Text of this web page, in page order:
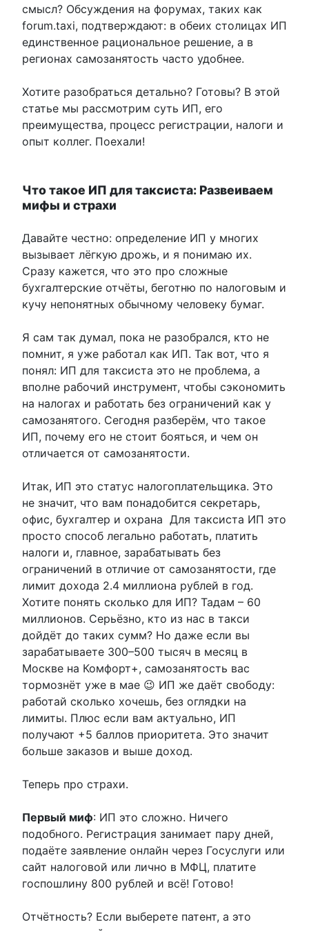
смысл? Обсуждения на форумах, таких как
forum.taxi, подтверждают: в обеих столицах ИП
единственное рациональное решение, а в
регионах самозанятость часто удобнее.
Хотите разобраться детально? Готовы? В этой
статье мы рассмотрим суть ИП, его
преимущества, процесс регистрации, налоги и
опыт коллег. Поехали!
Что такое ИП для таксиста: Развеиваем
мифы и страхи
Давайте честно: определение ИП у многих
вызывает лёгкую дрожь, и я понимаю их.
Сразу кажется, что это про сложные
бухгалтерские отчёты, беготню по налоговым и
кучу непонятных обычному человеку бумаг.
Я сам так думал, пока не разобрался, кто не
помнит, я уже работал как ИП. Так вот, что я
понял: ИП для таксиста это не проблема, а
вполне рабочий инструмент, чтобы сэкономить
на налогах и работать без ограничений как у
самозанятого. Сегодня разберём, что такое
ИП, почему его не стоит бояться, и чем он
отличается от самозанятости.
Итак, ИП это статус налогоплательщика. Это
не значит, что вам понадобится секретарь,
офис, бухгалтер и охрана Для таксиста ИП это
просто способ легально работать, платить
налоги и, главное, зарабатывать без
ограничений в отличие от самозанятости, где
лимит дохода 2.4 миллиона рублей в год.
Хотите понять сколько для ИП? Тадам – 60
миллионов. Серьёзно, кто из нас в такси
дойдёт до таких сумм? Но даже если вы
зарабатываете 300–500 тысяч в месяц в
Москве на Комфорт+, самозанятость вас
тормознёт уже в мае 😉 ИП же даёт свободу:
работай сколько хочешь, без оглядки на
лимиты. Плюс если вам актуально, ИП
получают +5 баллов приоритета. Это значит
больше заказов и выше доход.
Теперь про страхи.
Первый миф: ИП это сложно. Ничего
подобного. Регистрация занимает пару дней,
подаёте заявление онлайн через Госуслуги или
сайт налоговой или лично в МФЦ, платите
госпошлину 800 рублей и всё! Готово!
Отчётность? Если выберете патент, а это